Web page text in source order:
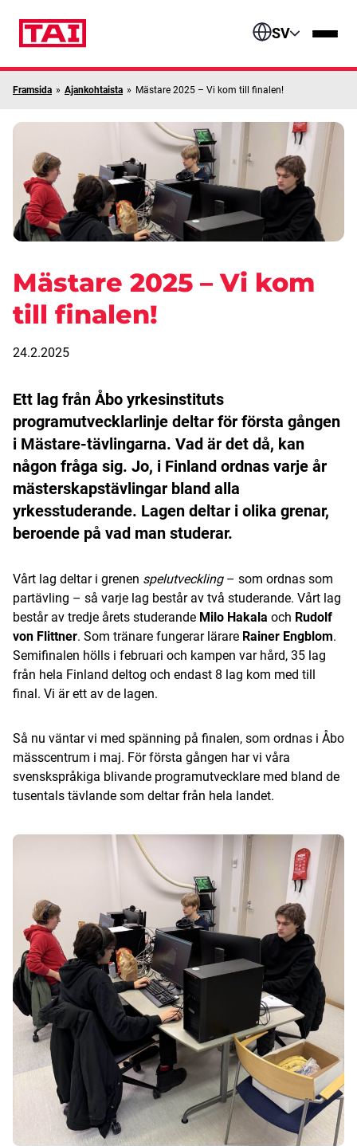
SV
Framsida » Ajankohtaista » Mästare 2025 – Vi kom till finalen!
Mästare 2025 – Vi kom
till finalen!
24.2.2025
Ett lag från Åbo yrkesinstituts
programutvecklarlinje deltar för första gången
i Mästare-tävlingarna. Vad är det då, kan
någon fråga sig. Jo, i Finland ordnas varje år
mästerskapstävlingar bland alla
yrkesstuderande. Lagen deltar i olika grenar,
beroende på vad man studerar.
Vårt lag deltar i grenen spelutveckling– som ordnas som
partävling – så varje lag består av två studerande. Vårt lag
består av tredje årets studerande Milo Hakala och Rudolf
von Flittner. Som tränare fungerar lärare Rainer Engblom.
Semifinalen hölls i februari och kampen var hård, 35 lag
från hela Finland deltog och endast 8 lag kom med till
final. Vi är ett av de lagen.
Så nu väntar vi med spänning på finalen, som ordnas i Åbo
mässcentrum i maj. För första gången har vi våra
svenskspråkiga blivande programutvecklare med bland de
tusentals tävlande som deltar från hela landet.